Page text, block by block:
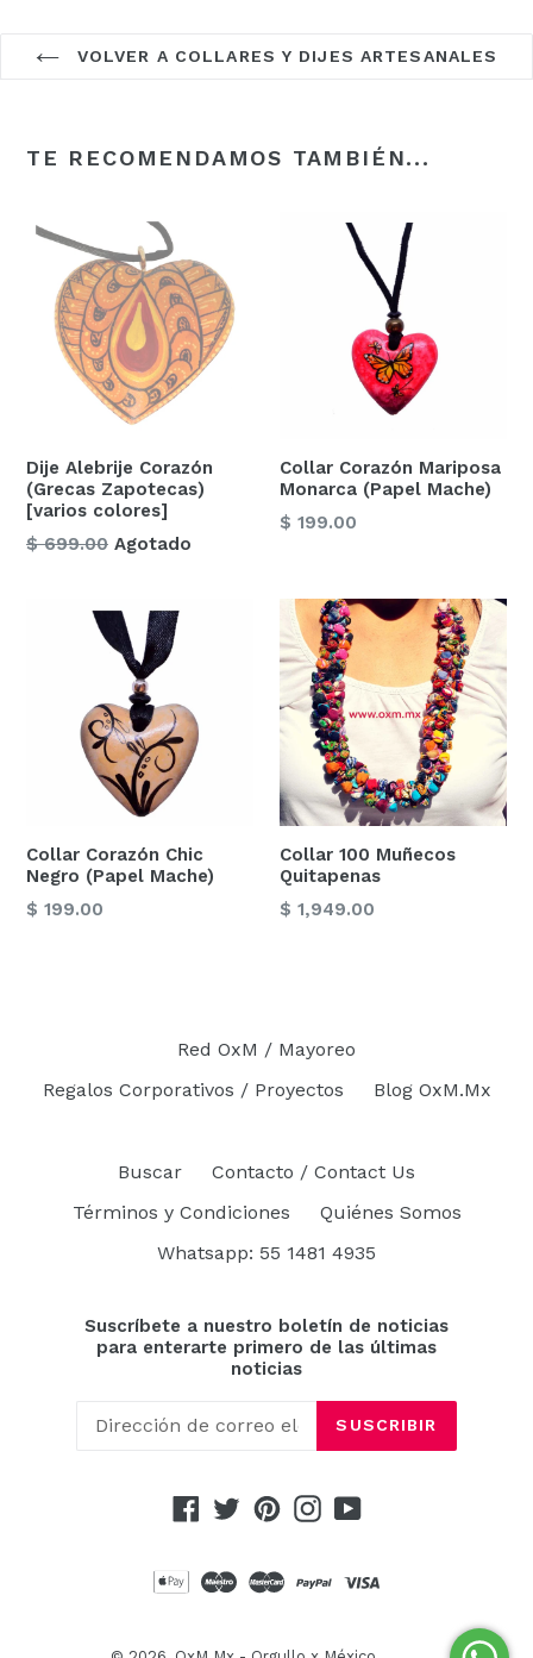
VOLVER A COLLARES Y DIJES ARTESANALES
TE RECOMENDAMOS TAMBIÉN...
Dije Alebrije Corazón
(Grecas Zapotecas)
[varios colores]
Precio
$ 699.00 Agotado
Collar Corazón Mariposa
Monarca (Papel Mache)
Precio
$ 199.00
Collar Corazón Chic
Negro (Papel Mache)
Precio
$ 199.00
Collar 100 Muñecos
Quitapenas
Precio
$ 1,949.00
Red OxM / Mayoreo
Regalos Corporativos / Proyectos
Blog OxM.Mx
Buscar
Contacto / Contact Us
Términos y Condiciones
Quiénes Somos
Whatsapp: 55 1481 4935
Suscríbete a nuestro boletín de noticias
para enterarte primero de las últimas
noticias
SUSCRIBIR
Facebook
TwitterPinterestInstagram
YouTube